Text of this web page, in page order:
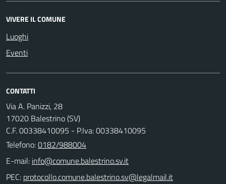
VIVERE IL COMUNE
Luoghi
Eventi
CONTATTI
Via A. Panizzi, 28
17020 Balestrino (SV)
C.F. 00338410095 - P.Iva: 00338410095
Telefono:0182/988004
E-mail:
PEC: